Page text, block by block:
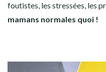
foutistes, les stressées, les
mamans normales quoi !